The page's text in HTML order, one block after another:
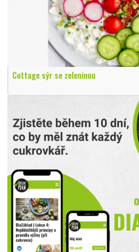
Cottage sýr se zeleninou